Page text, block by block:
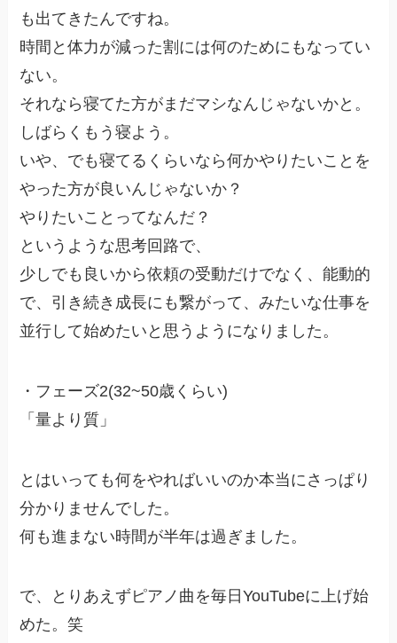
も出てきたんですね。
時間と体力が減った割には何のためにもなってい
ない。
それなら寝てた方がまだマシなんじゃないかと。
しばらくもう寝よう。
いや、でも寝てるくらいなら何かやりたいことを
やった方が良いんじゃないか？
やりたいことってなんだ？
というような思考回路で、
少しでも良いから依頼の受動だけでなく、能動的
で、引き続き成長にも繋がって、みたいな仕事を
並行して始めたいと思うようになりました。
・フェーズ2(32~50歳くらい)
「量より質」
とはいっても何をやればいいのか本当にさっぱり
分かりませんでした。
何も進まない時間が半年は過ぎました。
で、とりあえずピアノ曲を毎日YouTubeに上げ始
めた。笑